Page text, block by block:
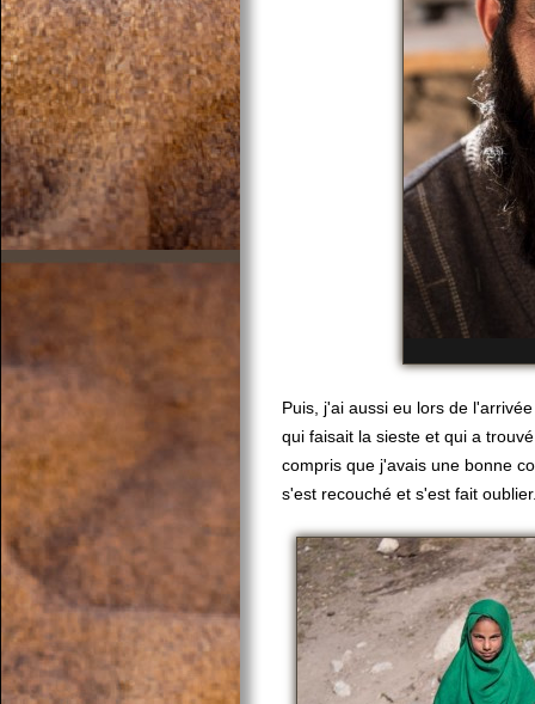
Puis, j'ai aussi eu lors de
qui faisait la sieste et qui a
compris que j'avais une bonne
s'est recouché et s'est fait